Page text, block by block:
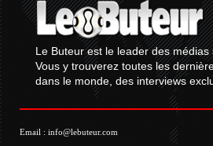
Le Buteur est le leader des
Vous y trouverez toutes les
dans le monde, des interviews
Email : info@lebuteur.com